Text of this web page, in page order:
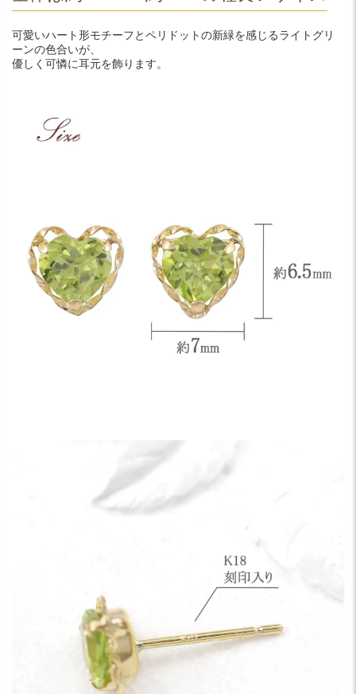
可愛いハート形モチーフとペリドットの新緑を感じるライトグリ
ーンの色合いが、
優しく可憐に耳元を飾ります。